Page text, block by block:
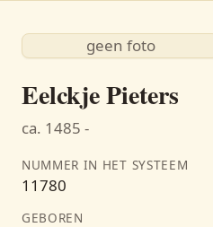
geen foto
Eelckje Pieters
ca. 1485 -
NUMMER IN HET SYSTEEM
11780
GEBOREN